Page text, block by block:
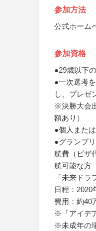
参加方法
公式ホーム
参加資格
●29歳以下
●一次選考
し、プレゼ
※決勝大会
額あり）
●個人また
●グランプ
航費（ビザ
航可能な方
「未来ド
日程：2020
費用：約40
※「アイデ
※未成年の